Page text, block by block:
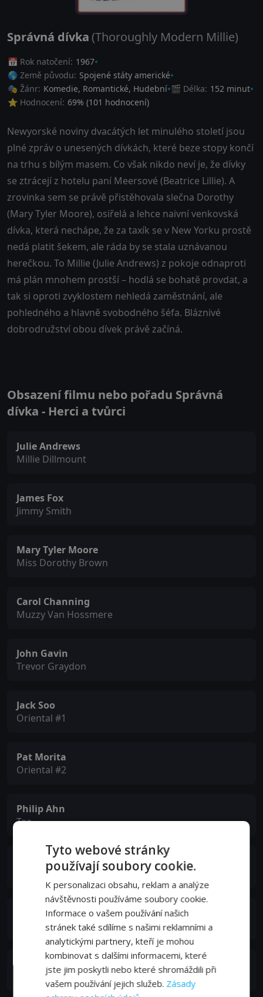
Správná dívka (Thoroughly Modern Millie)
📅 Rok natočení: 1967
🌎 Země původu: Spojené státy americké
🎭 Žánr: Komedie, Romantické, Hudební 🎬 Délka: 152 minut
⭐ Hodnocení: 69% (101 hodnocení)
Newyorské noviny dvacátých let minulého století jsou
plné zpráv o unesených dívkách, které beze stopy končí
na trhu s bílým masem. Co však nikdo neví je, že dívky
se ztrácejí z hotelu paní Meersové (Beatrice Lillie). A
zrovinka sem se právě přistěhovala slečna Dorothy
(Mary Tyler Moore), osiřelá a lehce naivní venkovská
dívka, která nechápe, že za taxík se v New Yorku prostě
nedá platit šekem, ale ráda by se stala uznávanou
herečkou. To Millie (Julie Andrews) z pokoje odnaproti
má plán mnohem prostší – hodlá se bohatě provdat, a
tak si oproti zvyklostem nehledá zaměstnání, ale
pohledného a hlavně svobodného šéfa. Bláznivé
dobrodružství obou dívek právě začíná.
Obsazení filmu nebo pořadu Správná
dívka - Herci a tvůrci
Julie Andrews
Millie Dillmount
James Fox
Jimmy Smith
Mary Tyler Moore
Miss Dorothy Brown
Carol Channing
Muzzy Van Hossmere
John Gavin
Trevor Graydon
Jack Soo
Oriental #1
Pat Morita
Oriental #2
Philip Ahn
Tea
Anthony Dexter
Beatrice Lillie
Mrs. Meers
Cavada Humphrey
Miss Flannery
Tyto webové stránky
používají soubory cookie.
K personalizaci obsahu, reklam a analýze
návštěvnosti používáme soubory cookie.
Informace o vašem používání našich
stránek také sdílíme s našimi reklamními a
analytickými partnery, kteří je mohou
kombinovat s dalšími informacemi, které
jste jim poskytli nebo které shromáždili při
vašem používání jejich služeb. Zásady